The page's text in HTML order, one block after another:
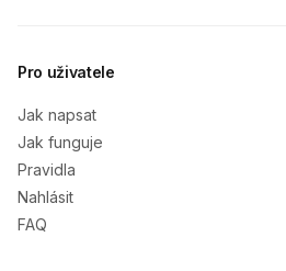
Pro uživatele
Jak napsat
Jak funguje
Pravidla
Nahlásit
FAQ